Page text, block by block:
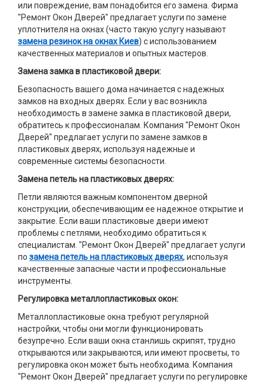
или повреждение, вам понадобится его замена. Фирма
"Ремонт Окон Дверей" предлагает услуги по замене
уплотнителя на окнах (часто такую услугу называют
замена резинок на окнах Киев) с использованием
качественных материалов и опытных мастеров.
Замена замка в пластиковой двери:
Безопасность вашего дома начинается с надежных
замков на входных дверях. Если у вас возникла
необходимость в замене замка в пластиковой двери,
обратитесь к профессионалам. Компания "Ремонт Окон
Дверей" предлагает услуги по замене замков в
пластиковых дверях, используя надежные и
современные системы безопасности.
Замена петель на пластиковых дверях:
Петли являются важным компонентом дверной
конструкции, обеспечивающим ее надежное открытие и
закрытие. Если ваши пластиковые двери имеют
проблемы с петлями, необходимо обратиться к
специалистам. "Ремонт Окон Дверей" предлагает услуги
по замена петель на пластиковых дверях, используя
качественные запасные части и профессиональные
инструменты.
Регулировка металлопластиковых окон:
Металлопластиковые окна требуют регулярной
настройки, чтобы они могли функционировать
безупречно. Если ваши окна станлишь скрипят, трудно
открываются или закрываются, или имеют просветы, то
регулировка окон может быть необходима. Компания
"Ремонт Окон Дверей" предлагает услуги по регулировке